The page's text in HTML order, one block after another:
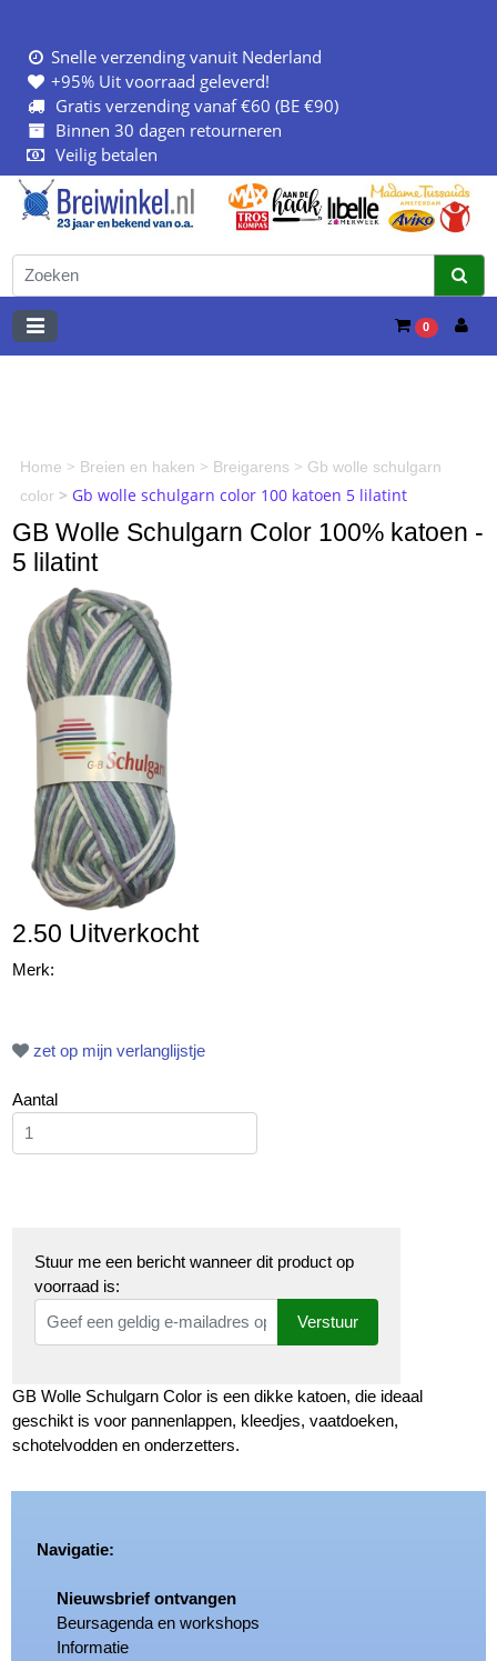
Snelle verzending vanuit Nederland
+95% Uit voorraad geleverd!
Gratis verzending vanaf €60 (BE €90)
Binnen 30 dagen retourneren
Veilig betalen
0
Home > Breien en haken > Breigarens > Gb wolle schulgarn
color > Gb wolle schulgarn color 100 katoen 5 lilatint
GB Wolle Schulgarn Color 100% katoen -
5 lilatint
2.50 Uitverkocht
Merk:
zet op mijn verlanglijstje
Aantal
Stuur me een bericht wanneer dit product op
voorraad is:
Verstuur
GB Wolle Schulgarn Color is een dikke katoen, die ideaal
geschikt is voor pannenlappen, kleedjes, vaatdoeken,
schotelvodden en onderzetters.
Navigatie:
Nieuwsbrief ontvangen
Beursagenda en workshops
Informatie